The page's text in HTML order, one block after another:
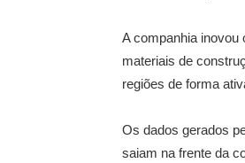
A companhia inovou
materiais de
regiões de forma
Os dados gerados
saiam na frente da